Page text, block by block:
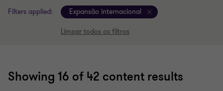
Filters applied: Expansão internacional
Limpar todos os filtros
Showing 16 of 42 content results